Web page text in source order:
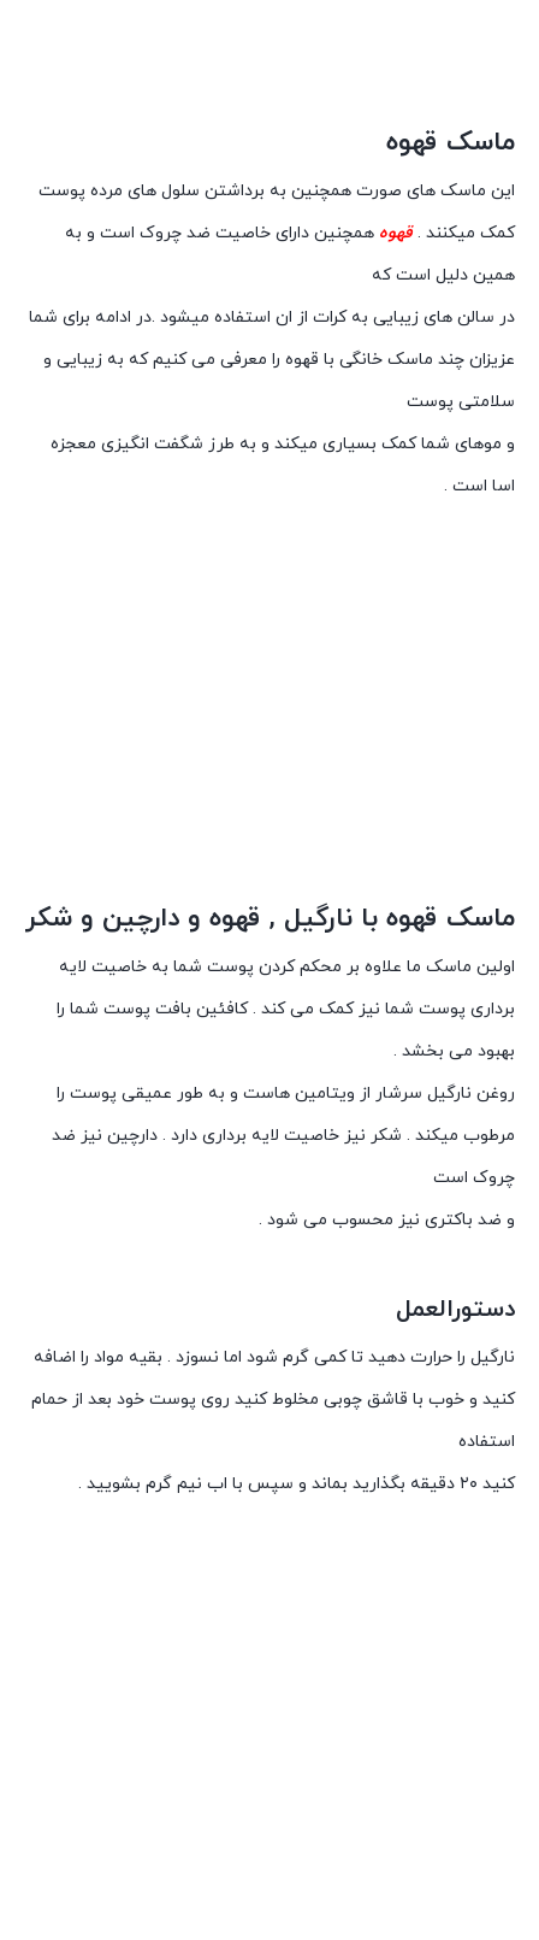
ماسک قهوه
این ماسک های صورت همچنین به برداشتن سلول های مرده پوست
کمک میکنند .قهوه همچنین دارای خاصیت ضد چروک است و به
همین دلیل است که
در سالن های زیبایی به کرات از ان استفاده میشود .در ادامه برای شما
عزیزان چند ماسک خانگی با قهوه را معرفی می کنیم که به زیبایی و
سلامتی پوست
و موهای شما کمک بسیاری میکند و به طرز شگفت انگیزی معجزه
اسا است .
ماسک قهوه با نارگیل , قهوه و دارچین و شکر
اولین ماسک ما علاوه بر محکم کردن پوست شما به خاصیت لایه
برداری پوست شما نیز کمک می کند . کافئین بافت پوست شما را
بهبود می بخشد .
روغن نارگیل سرشار از ویتامین هاست و به طور عمیقی پوست را
مرطوب میکند . شکر نیز خاصیت لایه برداری دارد . دارچین نیز ضد
چروک است
و ضد باکتری نیز محسوب می شود .
دستورالعمل
نارگیل را حرارت دهید تا کمی گرم شود اما نسوزد . بقیه مواد را اضافه
کنید و خوب با قاشق چوبی مخلوط کنید روی پوست خود بعد از حمام
استفاده
کنید ۲۰ دقیقه بگذارید بماند و سپس با اب نیم گرم بشویید .